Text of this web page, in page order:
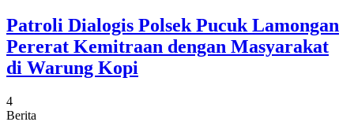
Patroli Dialogis Polsek Pucuk Lamongan
Pererat Kemitraan dengan Masyarakat
di Warung Kopi
4
Berita